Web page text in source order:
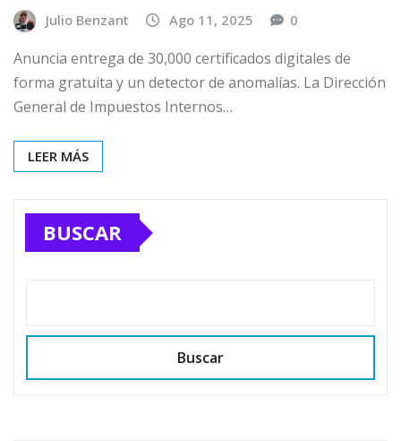
Julio Benzant Ago 11, 2025 0
Anuncia entrega de 30,000 certificados digitales de
forma gratuita y un detector de anomalías. La Dirección
General de Impuestos Internos…
LEER MÁS
BUSCAR
Buscar